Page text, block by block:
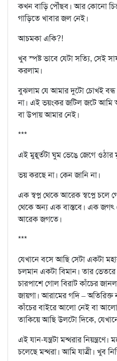
কখন বাড়ি পৌঁছব। আর কোনো
গাড়িতে খাবার জল নেই।
আচমকা একি?!
খুব স্পষ্ট ভাবে যেটা সত‍্যি, সেই
করলাম।
বুঝলাম যে আমার দুটো চোখই
না। এই ভয়ংকর জটিল জটে আমি
বা উপায় আমার নেই।
***
এই মুহূর্তটা ঘুম ভেঙে জেগে ওঠার
ভয় করছে না। কেন জানি না।
এক স্বপ্ন থেকে আরেক স্বপ্নে চলে
থেকে অন‍্য এক বাস্তবে। এক জগৎ
আরেক জগতে।
***
যেখানে বসে আছি সেটা একটা
চলমান একটা বিমান। তার
চারপাশে গোল বিরাট কাঁচের
জায়গা। আরামের গদি –
কাঁচের বাইরে আলো নেই বা
তাকিয়ে আছি উলটো দিকে,
এই যান-যন্ত্রটা মন্থরার
চলেছে মন্থরা। আমি যাত্রী। খুব